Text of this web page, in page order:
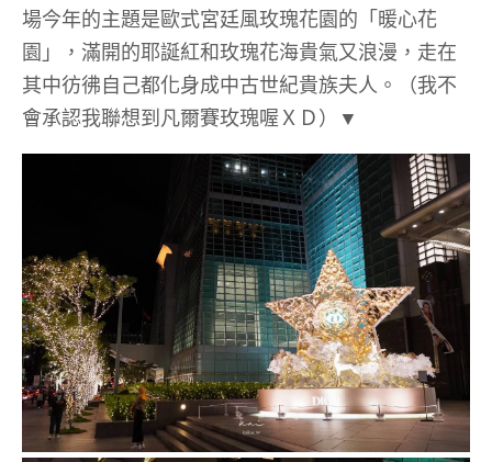
場今年的主題是歐式宮廷風玫瑰花園的「暖心花
園」，滿開的耶誕紅和玫瑰花海貴氣又浪漫，走在
其中彷彿自己都化身成中古世紀貴族夫人。（我不
會承認我聯想到凡爾賽玫瑰喔ＸＤ）▼